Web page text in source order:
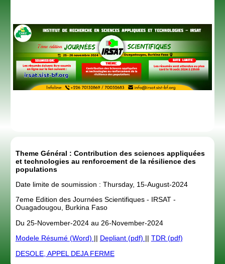
Theme Général : Contribution des sciences appliquées
et technologies au renforcement de la résilience des
populations
Date limite de soumission : Thursday, 15-August-2024
7eme Edition des Journées Scientifiques - IRSAT -
Ouagadougou, Burkina Faso
Du 25-November-2024 au 26-November-2024
Modele Résumé (Word) || Depliant (pdf) || TDR (pdf)
DESOLE, APPEL DEJA FERME